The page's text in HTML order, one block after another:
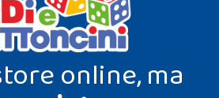
online, ma